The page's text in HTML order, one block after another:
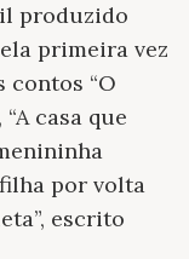
produzido
primeira vez
contos “O
casa que
por volta
escrito